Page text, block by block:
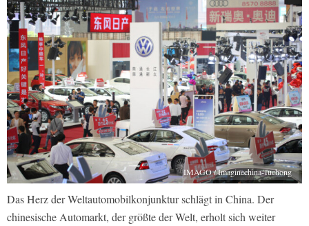
IMAGO / Imaginechina-Tuchong
Das Herz der Weltautomobilkonjunktur schlägt in China. Der
chinesische Automarkt, der größte der Welt, erholt sich weiter